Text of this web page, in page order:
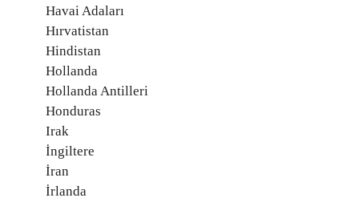
Havai Adaları
Hırvatistan
Hindistan
Hollanda
Hollanda Antilleri
Honduras
Irak
İngiltere
İran
İrlanda